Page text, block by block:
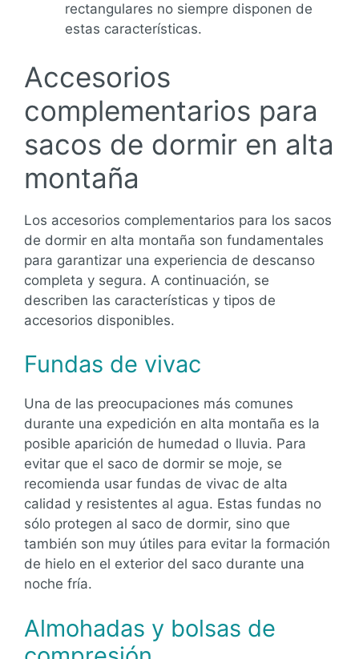
rectangulares no siempre disponen de
estas características.
Accesorios
complementarios para
sacos de dormir en alta
montaña
Los accesorios complementarios para los sacos
de dormir en alta montaña son fundamentales
para garantizar una experiencia de descanso
completa y segura. A continuación, se
describen las características y tipos de
accesorios disponibles.
Fundas de vivac
Una de las preocupaciones más comunes
durante una expedición en alta montaña es la
posible aparición de humedad o lluvia. Para
evitar que el saco de dormir se moje, se
recomienda usar fundas de vivac de alta
calidad y resistentes al agua. Estas fundas no
sólo protegen al saco de dormir, sino que
también son muy útiles para evitar la formación
de hielo en el exterior del saco durante una
noche fría.
Almohadas y bolsas de